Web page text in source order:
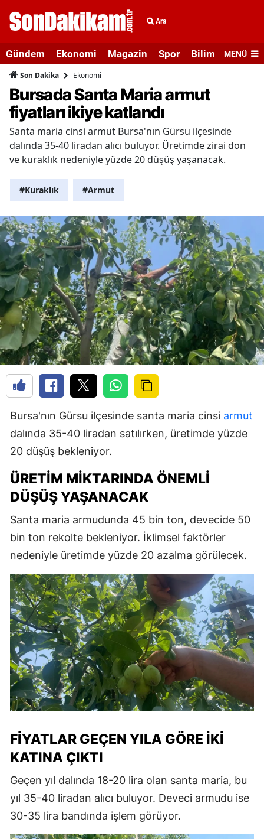
Ara
Gündem Ekonomi Magazin Spor Bilim veMENÜ
Son Dakika Ekonomi
Bursada Santa Maria armut
fiyatları ikiye katlandı
Santa maria cinsi armut Bursa'nın Gürsu ilçesinde
dalında 35-40 liradan alıcı buluyor. Üretimde zirai don
ve kuraklık nedeniyle yüzde 20 düşüş yaşanacak.
#Kuraklık #Armut
Bursa'nın Gürsu ilçesinde santa maria cinsi armut
dalında 35-40 liradan satılırken, üretimde yüzde
20 düşüş bekleniyor.
ÜRETIM MIKTARINDA ÖNEMLI
DÜŞÜŞ YAŞANACAK
Santa maria armudunda 45 bin ton, devecide 50
bin ton rekolte bekleniyor. İklimsel faktörler
nedeniyle üretimde yüzde 20 azalma görülecek.
FIYATLAR GEÇEN YILA GÖRE İKI
KATINA ÇIKTI
Geçen yıl dalında 18-20 lira olan santa maria, bu
yıl 35-40 liradan alıcı buluyor. Deveci armudu ise
30-35 lira bandında işlem görüyor.